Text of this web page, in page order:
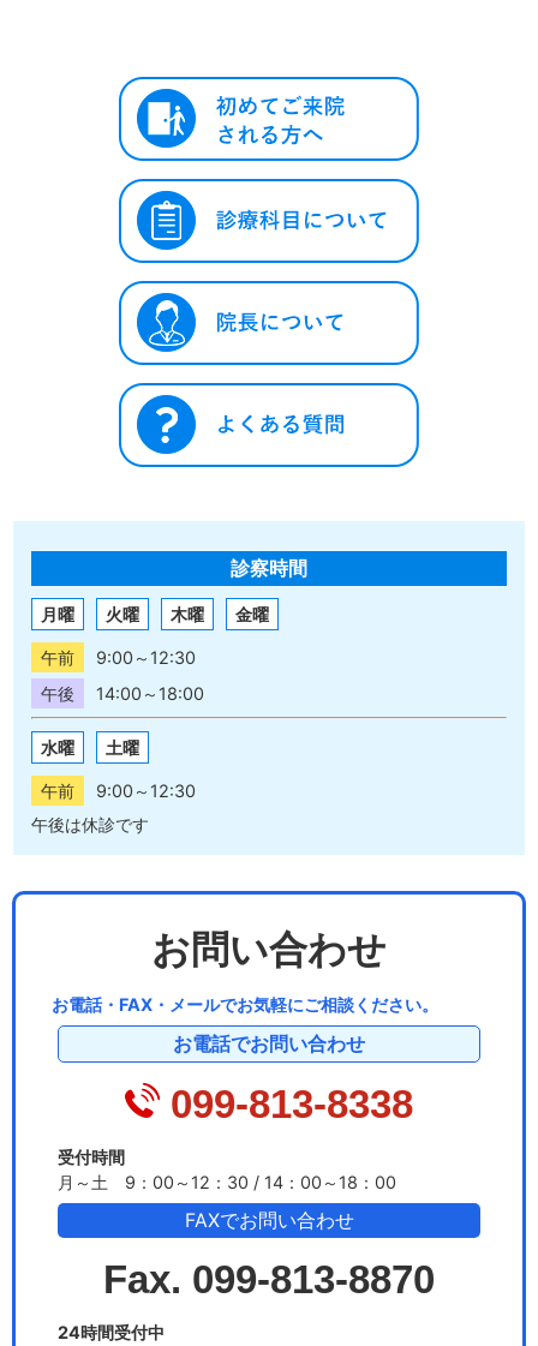
診察時間
月曜 火曜 木曜 金曜
午前
9:00～12:30
午後
14:00～18:00
水曜 土曜
午前
9:00～12:30
午後は休診です
お問い合わせ
お電話・FAX・メールでお気軽にご相談ください。
お電話でお問い合わせ
099-813-8338
受付時間
月～土 9：00～12：30 / 14：00～18：00
FAXでお問い合わせ
Fax. 099-813-8870
24時間受付中